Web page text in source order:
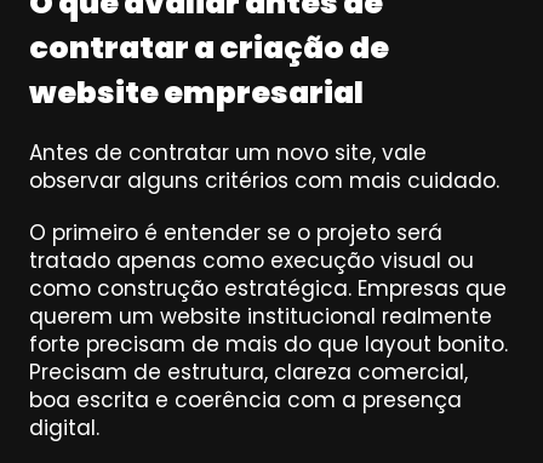
contratar a criação de
website empresarial
Antes de contratar um novo site, vale
observar alguns critérios com mais cuidado.
O primeiro é entender se o projeto será
tratado apenas como execução visual ou
como construção estratégica. Empresas que
querem um website institucional realmente
forte precisam de mais do que layout bonito.
Precisam de estrutura, clareza comercial,
boa escrita e coerência com a presença
digital.